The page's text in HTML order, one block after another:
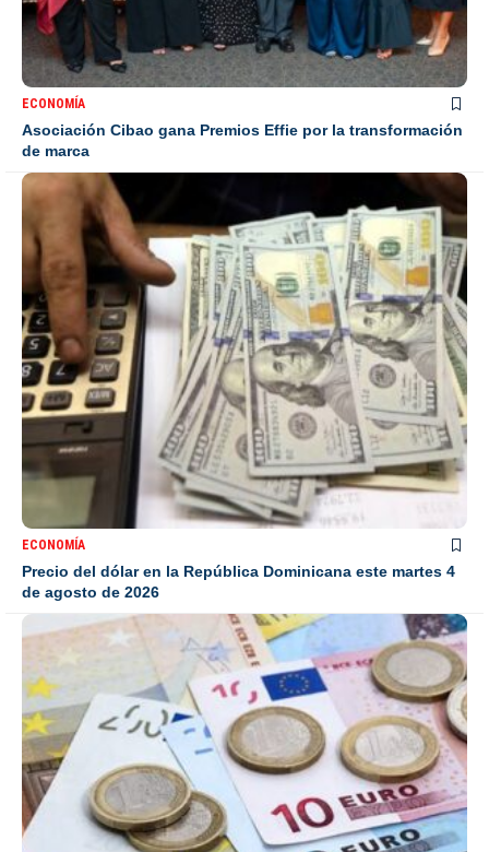
ECONOMÍA
Asociación Cibao gana Premios Effie por la transformación
de marca
ECONOMÍA
Precio del dólar en la República Dominicana este martes 4
de agosto de 2026